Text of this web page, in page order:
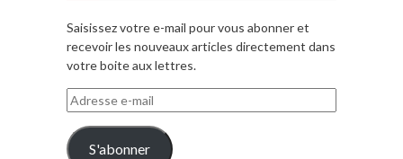
Saisissez votre e-mail pour vous abonner et
recevoir les nouveaux articles directement dans
votre boite aux lettres.
Adresse
e-
mail
S'abonner